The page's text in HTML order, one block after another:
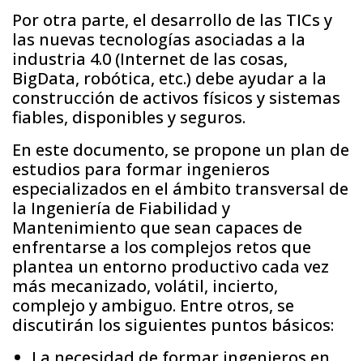
Por otra parte, el desarrollo de las TICs y
las nuevas tecnologías asociadas a la
industria 4.0 (Internet de las cosas,
BigData, robótica, etc.) debe ayudar a la
construcción de activos físicos y sistemas
fiables, disponibles y seguros.
En este documento, se propone un plan de
estudios para formar ingenieros
especializados en el ámbito transversal de
la Ingeniería de Fiabilidad y
Mantenimiento que sean capaces de
enfrentarse a los complejos retos que
plantea un entorno productivo cada vez
más mecanizado, volátil, incierto,
complejo y ambiguo. Entre otros, se
discutirán los siguientes puntos básicos: